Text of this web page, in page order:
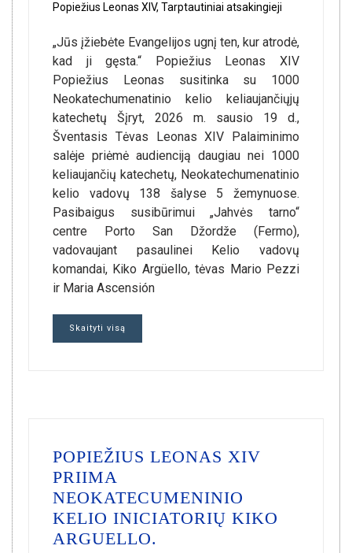
Popiežius Leonas XIV, Tarptautiniai atsakingieji
„Jūs įžiebėte Evangelijos ugnį ten, kur atrodė,
kad ji gęsta.“ Popiežius Leonas XIV
Popiežius Leonas susitinka su 1000
Neokatechumenatinio kelio keliaujančiųjų
katechetų Šįryt, 2026 m. sausio 19 d.,
Šventasis Tėvas Leonas XIV Palaiminimo
salėje priėmė audienciją daugiau nei 1000
keliaujančių katechetų, Neokatechumenatinio
kelio vadovų 138 šalyse 5 žemynuose.
Pasibaigus susibūrimui „Jahvės tarno“
centre Porto San Džordže (Fermo),
vadovaujant pasaulinei Kelio vadovų
komandai, Kiko Argüello, tėvas Mario Pezzi
ir Maria Ascensión
Skaityti visą
POPIEŽIUS LEONAS XIV
PRIIMA
NEOKATECUMENINIO
KELIO INICIATORIŲ KIKO
ARGUELLO.